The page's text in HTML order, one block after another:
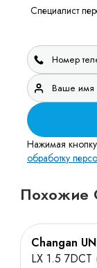
Специалист
Нажимая кнопку
обработку
Похожие
Changan
LX 1.5